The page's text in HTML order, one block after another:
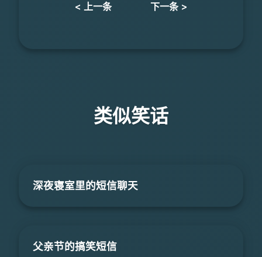
< 上一条 下一条 >
类似笑话
深夜寝室里的短信聊天
父亲节的搞笑短信